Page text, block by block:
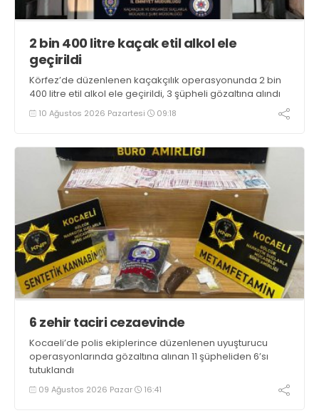
2 bin 400 litre kaçak etil alkol ele
geçirildi
Körfez’de düzenlenen kaçakçılık operasyonunda 2 bin
400 litre etil alkol ele geçirildi, 3 şüpheli gözaltına alındı
10 Ağustos 2026 Pazartesi 09:18
6 zehir taciri cezaevinde
Kocaeli’de polis ekiplerince düzenlenen uyuşturucu
operasyonlarında gözaltına alınan 11 şüpheliden 6’sı
tutuklandı
09 Ağustos 2026 Pazar 16:41